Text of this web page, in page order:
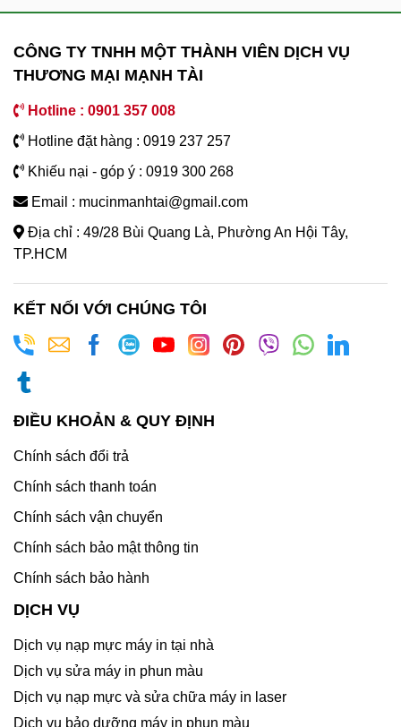
CÔNG TY TNHH MỘT THÀNH VIÊN DỊCH VỤ
THƯƠNG MẠI MẠNH TÀI
Hotline : 0901 357 008
Hotline đặt hàng : 0919 237 257
Khiếu nại - góp ý : 0919 300 268
Email : mucinmanhtai@gmail.com
Địa chỉ : 49/28 Bùi Quang Là, Phường An Hội Tây,
TP.HCM
KẾT NỐI VỚI CHÚNG TÔI
ĐIỀU KHOẢN & QUY ĐỊNH
Chính sách đổi trả
Chính sách thanh toán
Chính sách vận chuyển
Chính sách bảo mật thông tin
Chính sách bảo hành
DỊCH VỤ
Dịch vụ nạp mực máy in tại nhà
Dịch vụ sửa máy in phun màu
Dịch vụ nạp mực và sửa chữa máy in laser
Dịch vụ bảo dưỡng máy in phun màu